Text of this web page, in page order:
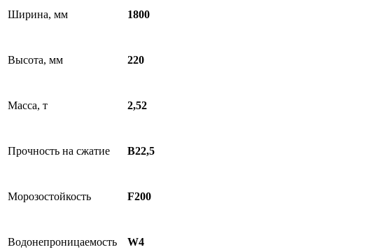
Ширина, мм 1800
Высота, мм 220
Масса, т 2,52
Прочность на сжатие В22,5
Морозостойкость F200
Водонепроницаемость W4